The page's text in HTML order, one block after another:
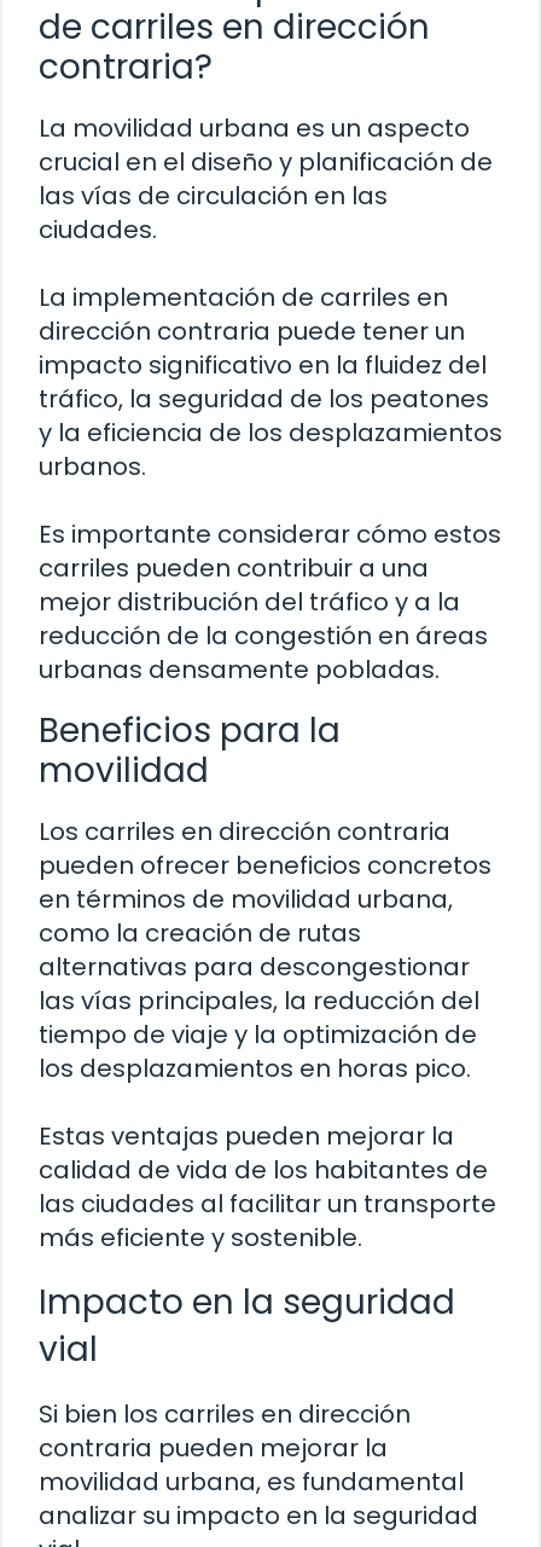
de carriles en dirección
contraria?
La movilidad urbana es un aspecto
crucial en el diseño y planificación de
las vías de circulación en las
ciudades.
La implementación de carriles en
dirección contraria puede tener un
impacto significativo en la fluidez del
tráfico, la seguridad de los peatones
y la eficiencia de los desplazamientos
urbanos.
Es importante considerar cómo estos
carriles pueden contribuir a una
mejor distribución del tráfico y a la
reducción de la congestión en áreas
urbanas densamente pobladas.
Beneficios para la
movilidad
Los carriles en dirección contraria
pueden ofrecer beneficios concretos
en términos de movilidad urbana,
como la creación de rutas
alternativas para descongestionar
las vías principales, la reducción del
tiempo de viaje y la optimización de
los desplazamientos en horas pico.
Estas ventajas pueden mejorar la
calidad de vida de los habitantes de
las ciudades al facilitar un transporte
más eficiente y sostenible.
Impacto en la seguridad
vial
Si bien los carriles en dirección
contraria pueden mejorar la
movilidad urbana, es fundamental
analizar su impacto en la seguridad